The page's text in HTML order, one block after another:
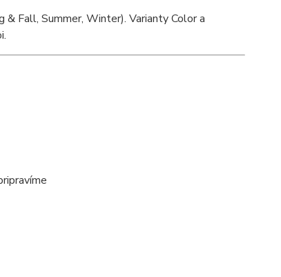
& Fall, Summer, Winter). Varianty Color a